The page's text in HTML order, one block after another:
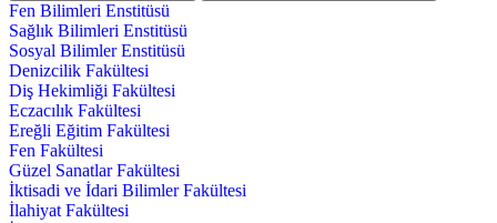
Fen Bilimleri Enstitüsü
Sağlık Bilimleri Enstitüsü
Sosyal Bilimler Enstitüsü
Denizcilik Fakültesi
Diş Hekimliği Fakültesi
Eczacılık Fakültesi
Ereğli Eğitim Fakültesi
Fen Fakültesi
Güzel Sanatlar Fakültesi
İktisadi ve İdari Bilimler Fakültesi
İlahiyat Fakültesi